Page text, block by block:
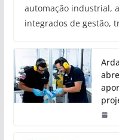
automação industrial,
integrados de gestão,